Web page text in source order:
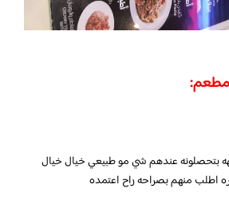
بتحصلونه عندهم شي مو طبيعي خيال خيال
اطلب منهم بصراحه راح اعتمده